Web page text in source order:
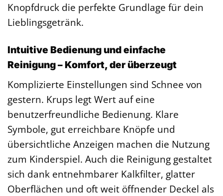
Knopfdruck die perfekte Grundlage für dein
Lieblingsgetränk.
Intuitive Bedienung und einfache
Reinigung – Komfort, der überzeugt
Komplizierte Einstellungen sind Schnee von
gestern. Krups legt Wert auf eine
benutzerfreundliche Bedienung. Klare
Symbole, gut erreichbare Knöpfe und
übersichtliche Anzeigen machen die Nutzung
zum Kinderspiel. Auch die Reinigung gestaltet
sich dank entnehmbarer Kalkfilter, glatter
Oberflächen und oft weit öffnender Deckel als